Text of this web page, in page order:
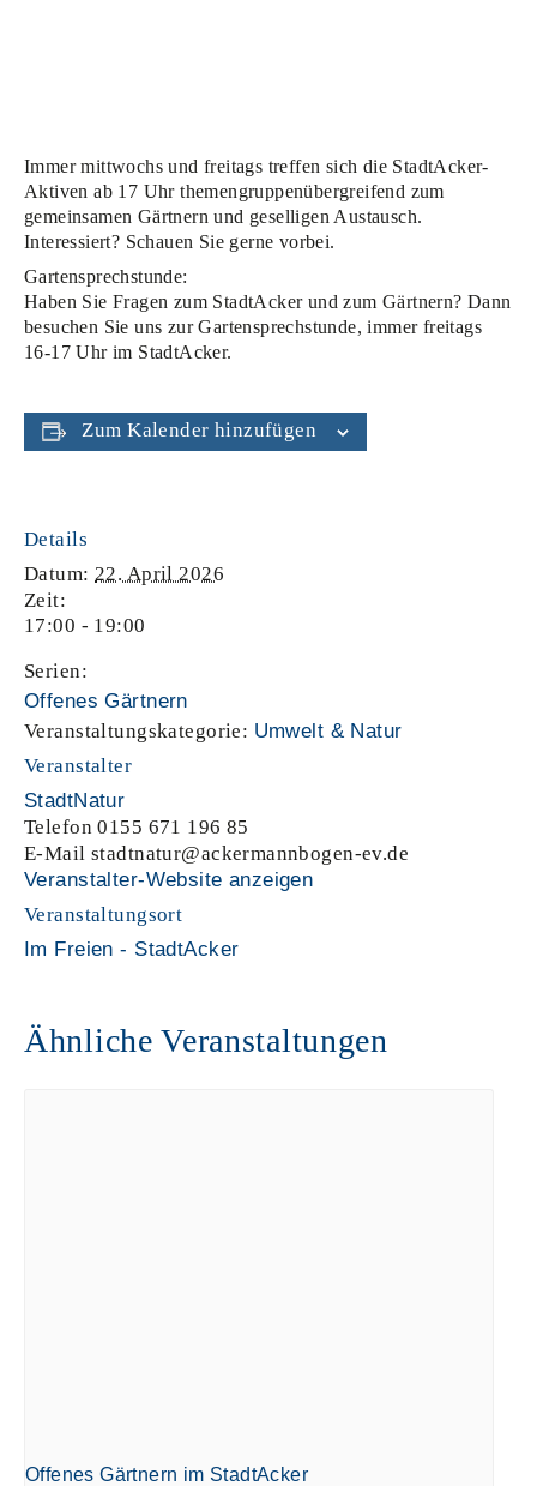
Immer mittwochs und freitags treffen sich die StadtAcker-
Aktiven ab 17 Uhr themengruppenübergreifend zum
gemeinsamen Gärtnern und geselligen Austausch.
Interessiert? Schauen Sie gerne vorbei.
Gartensprechstunde:
Haben Sie Fragen zum StadtAcker und zum Gärtnern? Dann
besuchen Sie uns zur Gartensprechstunde, immer freitags
16-17 Uhr im StadtAcker.
Zum Kalender hinzufügen
Details
Datum: 22. April 2026
Zeit:
17:00 - 19:00
Serien:
Offenes Gärtnern
Veranstaltungskategorie: Umwelt & Natur
Veranstaltungsort
Im Freien - StadtAcker
Veranstalter
StadtNatur
Telefon0155 671 196 85
E-Mail stadtnatur@ackermannbogen-ev.de
Veranstalter-Website anzeigen
Ähnliche Veranstaltungen
Offenes Gärtnern im StadtAcker